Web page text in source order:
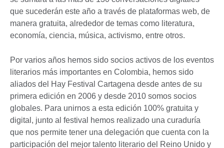
que sucederán este año a través de plataformas web, de
manera gratuita, alrededor de temas como literatura,
economía, ciencia, música, activismo, entre otros.
Por varios años hemos sido socios activos de los eventos
literarios más importantes en Colombia, hemos sido
aliados del Hay Festival Cartagena desde antes de su
primera edición en 2006 y desde 2010 somos socios
globales. Para unirnos a esta edición 100% gratuita y
digital, junto al festival hemos realizado una curaduría
que nos permite tener una delegación que cuenta con la
participación del mejor talento literario del Reino Unido y